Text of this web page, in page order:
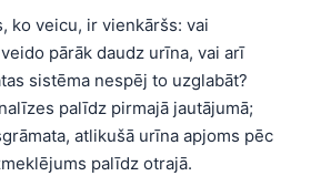
ko veicu, ir vienkāršs: vai
pārāk daudz urīna, vai arī
sistēma nespēj to uzglabāt?
palīdz pirmajā jautājumā;
atlikušā urīna apjoms pēc
palīdz otrajā.